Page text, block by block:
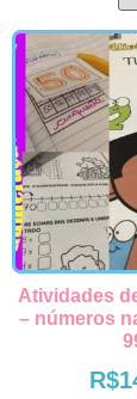
Atividades
– números
R$